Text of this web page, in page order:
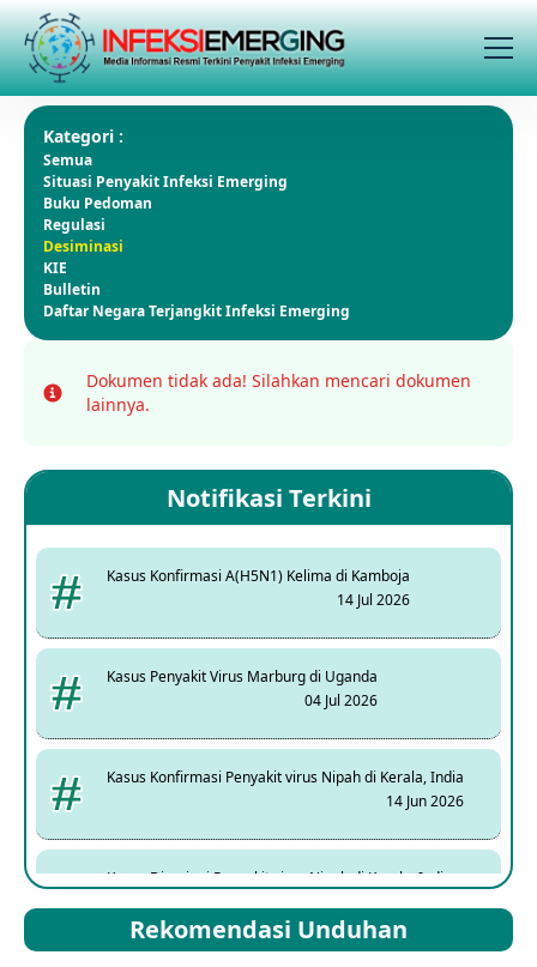
Kategori :
Semua
Situasi Penyakit Infeksi Emerging
Buku Pedoman
Regulasi
Desiminasi
KIE
Bulletin
Daftar Negara Terjangkit Infeksi Emerging
Info
Dokumen tidak ada! Silahkan mencari dokumen
lainnya.
Notifikasi Terkini
Kasus Konfirmasi A(H5N1) Kelima di Kamboja
14 Jul 2026
Kasus Penyakit Virus Marburg di Uganda
04 Jul 2026
Kasus Konfirmasi Penyakit virus Nipah di Kerala, India
14 Jun 2026
Kasus Dicurigai Penyakit virus Nipah di Kerala, India
Rekomendasi Unduhan